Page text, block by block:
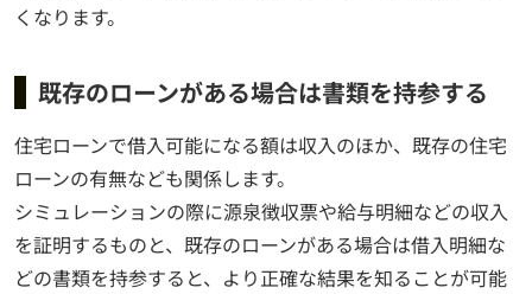
くなります。
既存のローンがある場合は書類を持参する
住宅ローンで借入可能になる額は収入のほか、既存の住宅
ローンの有無なども関係します。
シミュレーションの際に源泉徴収票や給与明細などの収入
を証明するものと、既存のローンがある場合は借入明細な
どの書類を持参すると、より正確な結果を知ることが可能